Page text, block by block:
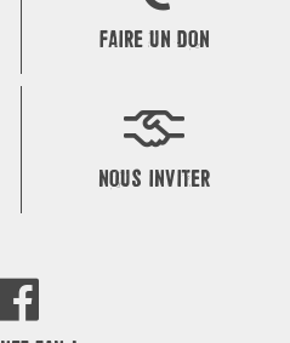
FAIRE UN DON
NOUS INVITER